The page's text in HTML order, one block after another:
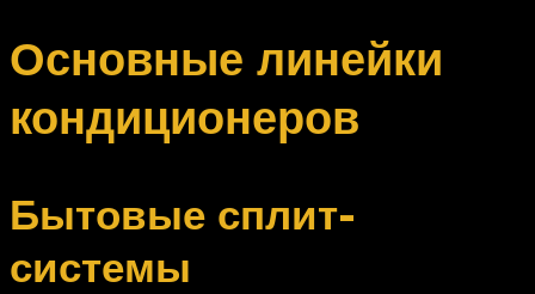
Основные линейки
кондиционеров
Бытовые сплит-
системы